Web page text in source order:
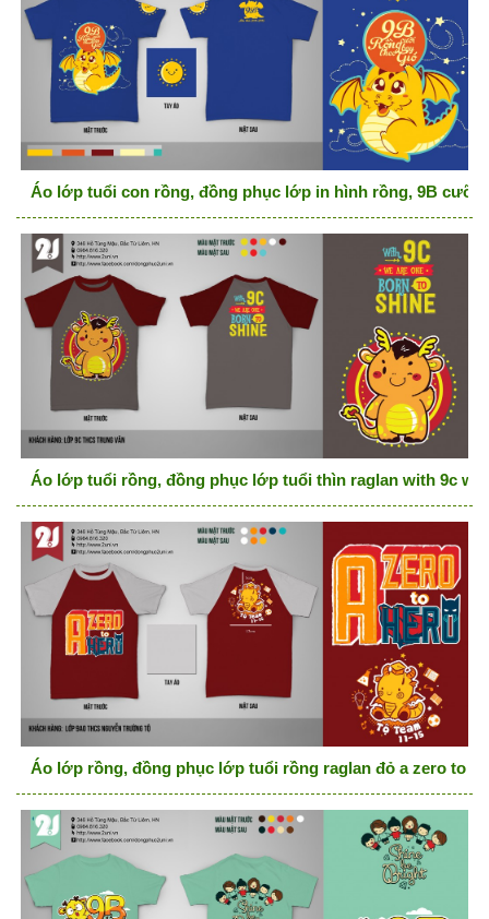
Áo lớp tuổi con rồng, đồng phục lớp in hình rồng, 9B cưỡi
Áo lớp tuổi rồng, đồng phục lớp tuổi thìn raglan with 9c we
Áo lớp rồng, đồng phục lớp tuổi rồng raglan đỏ a zero to